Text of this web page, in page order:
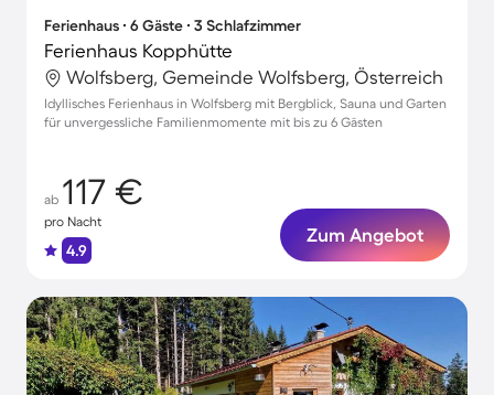
Ferienhaus ∙ 6 Gäste ∙ 3 Schlafzimmer
Ferienhaus Kopphütte
Wolfsberg, Gemeinde Wolfsberg, Österreich
Idyllisches Ferienhaus in Wolfsberg mit Bergblick, Sauna und Garten
für unvergessliche Familienmomente mit bis zu 6 Gästen
ab 117 €
pro Nacht
4.9
Zum Angebot